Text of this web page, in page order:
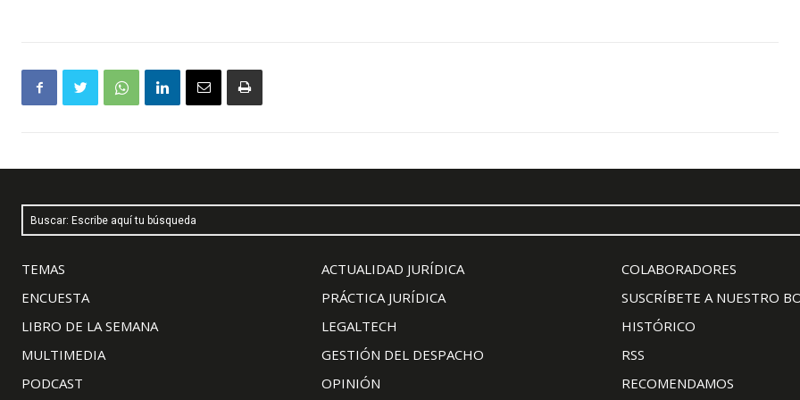
Buscar: Escribe aquí tu búsqueda
TEMAS
ENCUESTA
LIBRO DE LA SEMANA
MULTIMEDIA
PODCAST
ACTUALIDAD JURÍDICA
PRÁCTICA JURÍDICA
LEGALTECH
GESTIÓN DEL DESPACHO
OPINIÓN
COLABORADORES
SUSCRÍBETE A NUESTRO
HISTÓRICO
RSS
RECOMENDAMOS